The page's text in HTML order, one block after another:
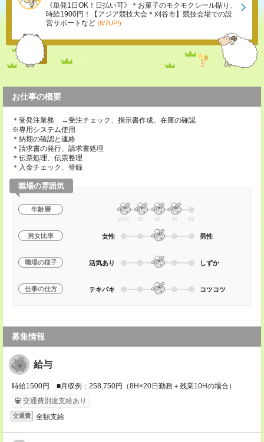
《単発1日OK！日払い可》＊お菓子のモクモクシール貼り、
時給1900円！【アジア競技大会＊刈谷市】競技会場での設
営サポートなど (8/7UP!)
お仕事の概要
＊受発注業務 →受注チェック、指示書作成、在庫の確認
※専用システム使用
＊納期の確認と連絡
＊請求書の発行、請求書処理
＊伝票処理、伝票整理
＊入金チェック、登録
職場の雰囲気
年齢層
20代 30 40 50 60
男女比率 女性 男性
職場の様子 活気あり しずか
仕事の仕方 テキパキ コツコツ
募集情報
給与
時給1500円 ■月収例：258,750円（8H×20日勤務＋残業10Hの場合）
交通費別途支給あり
交通費 全額支給